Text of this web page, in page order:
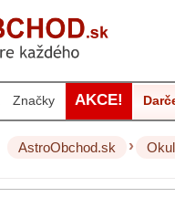
Značky AKCE!
AstroObchod.sk ›